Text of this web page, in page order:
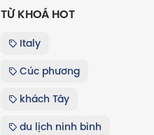
TỪ KHOÁ HOT
Italy
Cúc phương
khách Tây
du lịch ninh bình